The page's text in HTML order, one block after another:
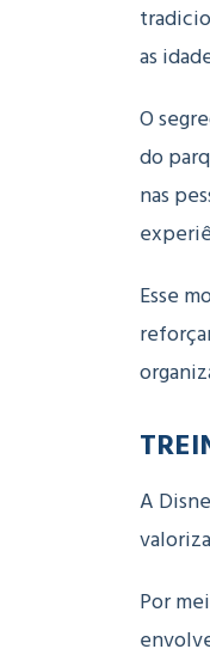
as
O
do
nas
Esse
A
Por